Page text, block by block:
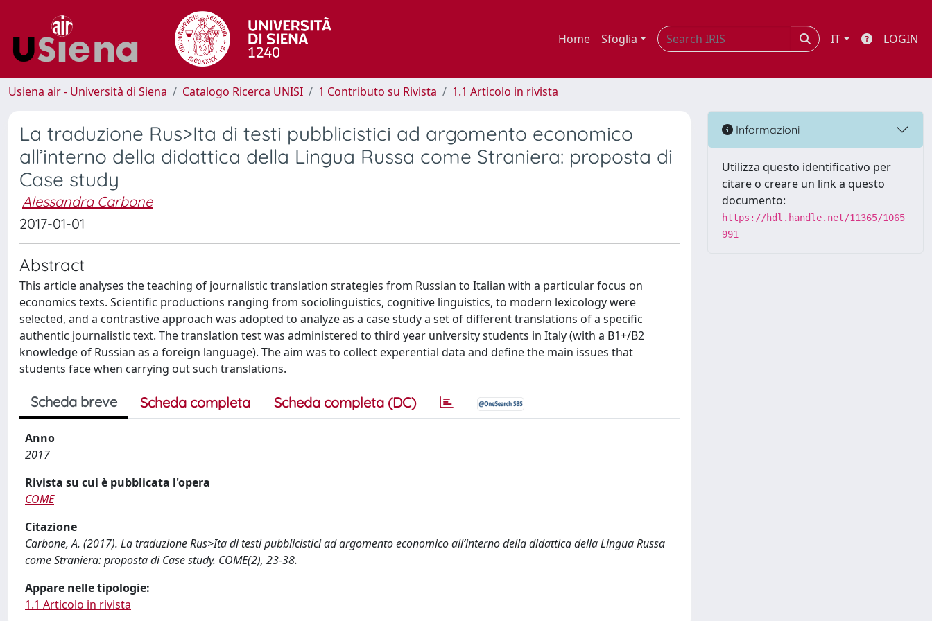
Home Sfoglia IT LOGIN
Usiena air - Università di Siena Catalogo Ricerca UNISI 1 Contributo su Rivista 1.1 Articolo in rivista
La traduzione Rus>Ita di testi pubblicistici ad argomento economico
all’interno della didattica della Lingua Russa come Straniera: proposta di
Case study
Alessandra Carbone
2017-01-01
Abstract
This article analyses the teaching of journalistic translation strategies from Russian to Italian with a particular focus on
economics texts. Scientific productions ranging from sociolinguistics, cognitive linguistics, to modern lexicology were
selected, and a contrastive approach was adopted to analyze as a case study a set of different translations of a specific
authentic journalistic text. The translation test was administered to third year university students in Italy (with a B1+/B2
knowledge of Russian as a foreign language). The aim was to collect experential data and define the main issues that
students face when carrying out such translations.
Scheda breve Scheda completa Scheda completa (DC)
Anno
2017
Rivista su cui è pubblicata l'opera
COME
Citazione
Carbone, A. (2017). La traduzione Rus>Ita di testi pubblicistici ad argomento economico all’interno della didattica della Lingua Russa
come Straniera: proposta di Case study. COME(2), 23-38.
Appare nelle tipologie:
1.1 Articolo in rivista
Informazioni
Utilizza questo identificativo per
citare o creare un link a questo
documento:
https://hdl.handle.net/11365/1065
991